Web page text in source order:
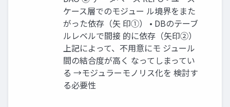
ケース層でのモジュー ル境界をまた
がった依存（矢 印①） • DBのテーブ
ルレベルで間接 的に依存（矢印②）
上記によって、不用意にモ ジュール
間の結合度が高く なってしまってい
る →モジュラーモノリス化を 検討す
る必要性